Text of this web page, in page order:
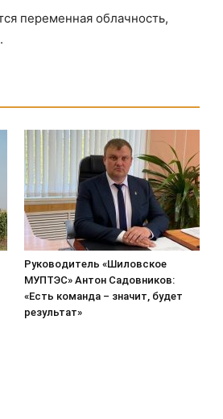
переменная облачность,
Руководитель «Шиловское
МУПТЭС» Антон Садовников:
«Есть команда – значит, будет
результат»